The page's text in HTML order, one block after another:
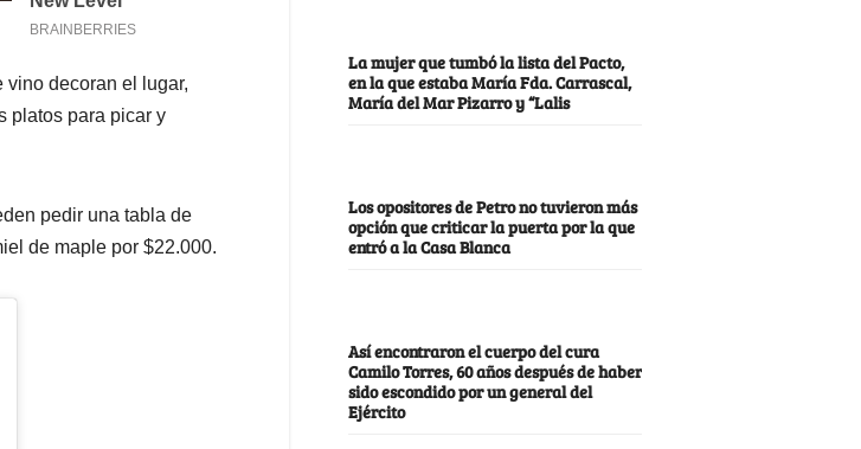
vino decoran el lugar,
platos para picar y
pedir una tabla de
de maple por $22.000.
La mujer que tumbó la lista del Pacto,
en la que estaba María Fda. Carrascal,
María del Mar Pizarro y “Lalis
Los opositores de Petro no tuvieron más
opción que criticar la puerta por la que
entró a la Casa Blanca
Así encontraron el cuerpo del cura
Camilo Torres, 60 años después de haber
sido escondido por un general del
Ejército